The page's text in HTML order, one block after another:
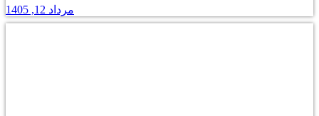
مرداد 12, 1405